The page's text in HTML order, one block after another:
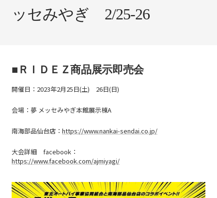
ッセみやぎ 2/25-26
■ＲＩＤＥＺ商品展示即売会
開催日 ：2023年2月25日(土) 26日(日)
会場：夢 メッセみやぎ本館展示棟A
南海部品仙台店 ： https://www.nankai-sendai.co.jp/
大会詳細 facebook ：
https://www.facebook.com/ajmiyagi/